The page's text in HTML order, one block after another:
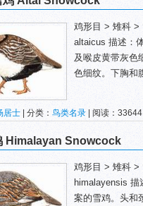
鸡形目 > 雉科 >
altaicus 描述：
及喉皮黄带灰色
色细纹。下胸和
居士 | 分类： 鸟类名录 | 阅读：33644
Himalayan Snowcock
鸡形目 > 雉科 >
himalayensis 描
案的雪鸡。头和